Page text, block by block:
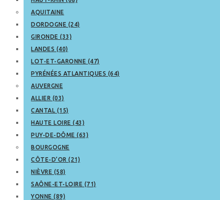
AQUITAINE
DORDOGNE (24)
GIRONDE (33)
LANDES (40)
LOT-ET-GARONNE (47)
PYRÉNÉES ATLANTIQUES (64)
AUVERGNE
ALLIER (03)
CANTAL (15)
HAUTE LOIRE (43)
PUY-DE-DÔME (63)
BOURGOGNE
CÔTE-D’OR (21)
NIÈVRE (58)
SAÔNE-ET-LOIRE (71)
YONNE (89)